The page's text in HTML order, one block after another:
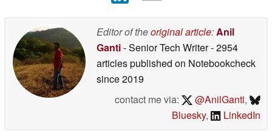
Editor of theoriginal article: Anil
Ganti- Senior Tech Writer- 2954
articles published on Notebookcheck
since 2019
contact me via:
@AnilGanti,
Bluesky, LinkedIn